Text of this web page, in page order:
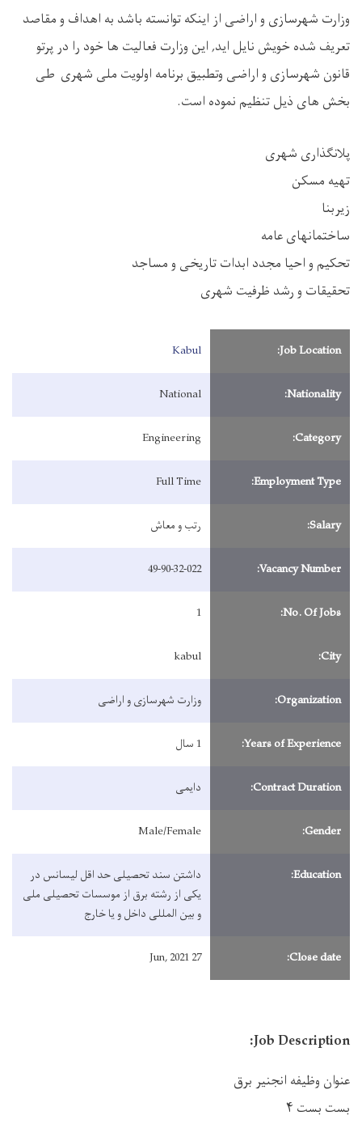
وزارت شهرسازی و اراضی از اینکه توانسته باشد به اهداف و مقاصد
تعریف شده خویش نایل اید, این وزارت فعالیت ها خود را در پرتو
قانون شهرسازی و اراضی وتطبیق برنامه اولویت ملی شهری طی
بخش های ذیل تنظیم نموده است.
پلانگذاری شهری
تهیه مسکن
زیربنا
ساختمانهای عامه
تحکیم و احیا مجدد ابدات تاریخی و مساجد
تحقیقات و رشد ظرفیت شهری
Job Location:
Kabul
Nationality:
National
Category:
Engineering
Employment Type:
Full Time
Salary: رتب و معاش
Vacancy Number:
49-90-32-022
No. Of Jobs:
1
City:
kabul
Organization: وزارت شهرسازی و اراضی
Years of Experience: 1 سال
Contract Duration: دایمی
Gender:
Male/Female
Education:
داشتن سند تحصیلی حد اقل لیسانس در
یکی از رشته‌ برق از موسسات تحصیلی ملی
و بین المللی داخل و یا خارج
Close date:
27 Jun, 2021
Job Description:
عنوان وظیفه انجنیر برق
بست بست ۴